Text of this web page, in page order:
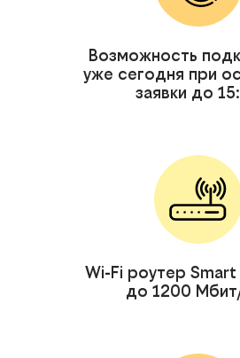
Возможность
уже сегодня при
заявки до
Wi-Fi роутер Smart
до 1200